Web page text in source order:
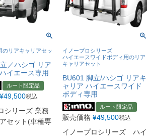
のリアキャリアセッ
／ハシゴ リア
イエース専用
ルート限定品
¥49,500税込
シリーズ 業務
セット(車種専
イノープロシリーズ
ハイエースワイドボディ用のリア
キャリアセット
BU601 脚立/ハシゴ リアキ
ャリア ハイエースワイド
ボディ専用
ルート限定品
販売価格 ¥49,500税込
イノープロシリーズ ハイ